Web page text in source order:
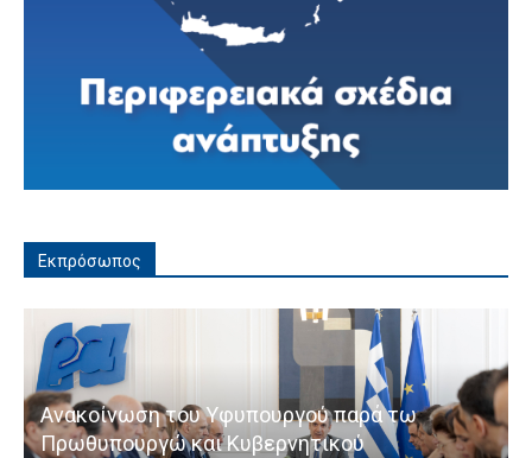
Εκπρόσωπος
Ανακοίνωση του Υφυπουργού παρά τω
Πρωθυπουργώ και Κυβερνητικού